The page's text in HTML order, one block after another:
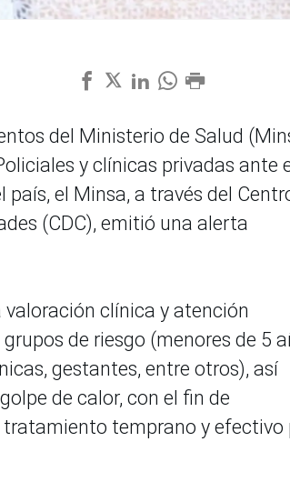
del Ministerio de Salud
y clínicas privadas ante
país, el Minsa, a través del
(CDC), emitió una alerta
clínica y atención
de riesgo (menores de 5
gestantes, entre otros), así
de calor, con el fin de
temprano y efectivo